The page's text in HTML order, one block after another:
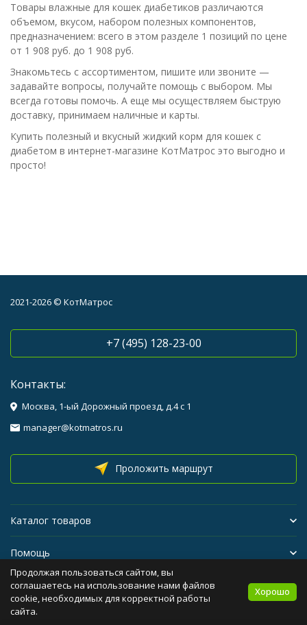
Товары влажные для кошек диабетиков различаются
объемом, вкусом, набором полезных компонентов,
предназначением: всего в этом разделе 1 позиций по цене
от 1 908 руб. до 1 908 руб.
Знакомьтесь с ассортиментом, пишите или звоните —
задавайте вопросы, получайте помощь с выбором. Мы
всегда готовы помочь. А еще мы осуществляем быструю
доставку, принимаем наличные и карты.
Купить полезный и вкусный жидкий корм для кошек с
диабетом в интернет-магазине КотМатрос это выгодно и
просто!
2021-2026 © КотМатрос
+7 (495) 128-23-00
Контакты:
Москва, 1-ый Дорожный проезд, д.4 с 1
manager@kotmatros.ru
Проложить маршрут
Каталог товаров
Помощь
Бренды
Продолжая пользоваться сайтом, вы
соглашаетесь на использование нами файлов
cookie, необходимых для корректной работы
сайта.
Хорошо